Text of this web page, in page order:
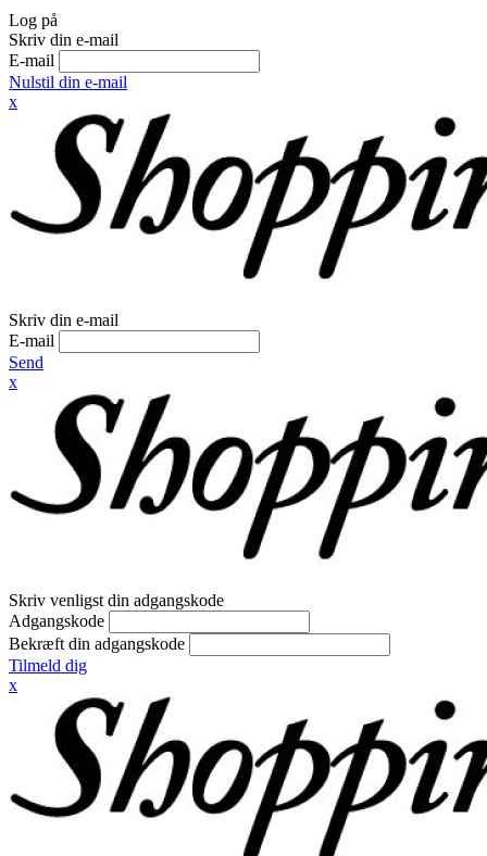
Log på
Skriv din e-mail
E-mail
Nulstil din e-mail
x
Skriv din e-mail
E-mail
Send
x
Skriv venligst din adgangskode
Adgangskode
Bekræft din adgangskode
Tilmeld dig
x